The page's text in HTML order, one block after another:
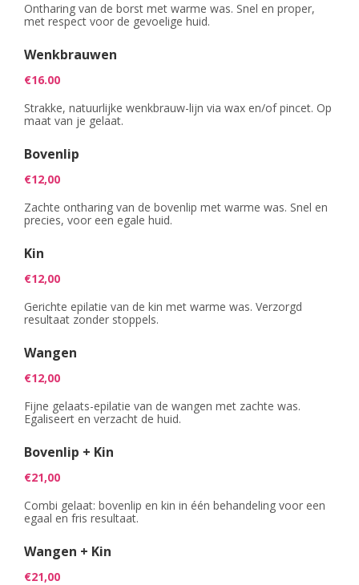
Ontharing van de borst met warme was. Snel en proper,
met respect voor de gevoelige huid.
Wenkbrauwen
€16.00
Strakke, natuurlijke wenkbrauw-lijn via wax en/of pincet. Op
maat van je gelaat.
Bovenlip
€12,00
Zachte ontharing van de bovenlip met warme was. Snel en
precies, voor een egale huid.
Kin
€12,00
Gerichte epilatie van de kin met warme was. Verzorgd
resultaat zonder stoppels.
Wangen
€12,00
Fijne gelaats-epilatie van de wangen met zachte was.
Egaliseert en verzacht de huid.
Bovenlip + Kin
€21,00
Combi gelaat: bovenlip en kin in één behandeling voor een
egaal en fris resultaat.
Wangen + Kin
€21,00